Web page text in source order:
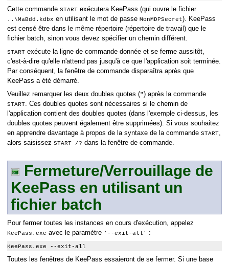
Cette commande START exécutera KeePass (qui ouvre le fichier
..\MaBdd.kdbx en utilisant le mot de passe MonMDPSecret). KeePass
est censé être dans le même répertoire (répertoire de travail) que le
fichier batch, sinon vous devez spécifier un chemin différent.
START exécute la ligne de commande donnée et se ferme aussitôt,
c'est-à-dire qu'elle n'attend pas jusqu'à ce que l'application soit terminée.
Par conséquent, la fenêtre de commande disparaîtra après que
KeePass a été démarré.
Veuillez remarquer les deux doubles quotes (") après la commande
START. Ces doubles quotes sont nécessaires si le chemin de
l'application contient des doubles quotes (dans l'exemple ci-dessus, les
doubles quotes peuvent également être supprimées). Si vous souhaitez
en apprendre davantage à propos de la syntaxe de la commande START,
alors saisissez START /? dans la fenêtre de commande.
Fermeture/Verrouillage de
KeePass en utilisant un
fichier batch
Pour fermer toutes les instances en cours d'exécution, appelez
KeePass.exe avec le paramètre '--exit-all' :
KeePass.exe --exit-all
Toutes les fenêtres de KeePass essaieront de se fermer. Si une base